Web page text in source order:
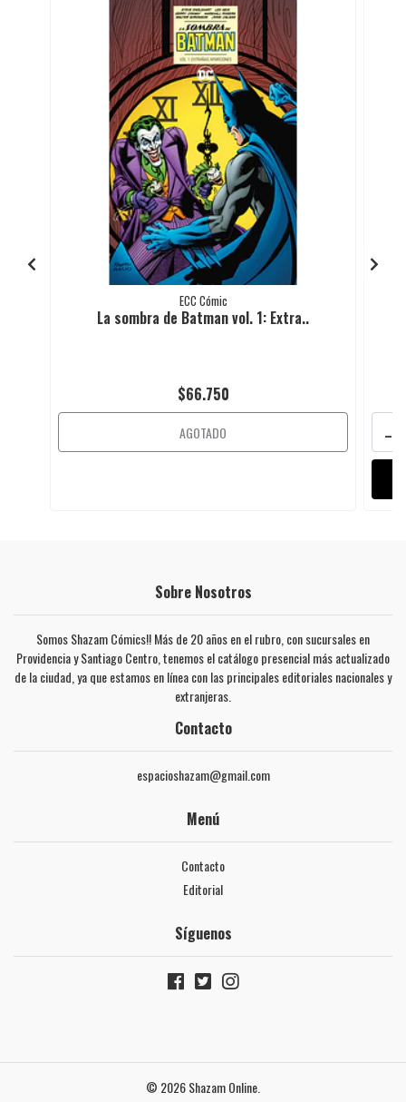
ECC Cómic
La sombra de Batman vol. 1: Extra..
$66.750
AGOTADO -
Sobre Nosotros
Somos Shazam Cómics!! Más de 20 años en el rubro, con sucursales en
Providencia y Santiago Centro, tenemos el catálogo presencial más actualizado
de la ciudad, ya que estamos en línea con las principales editoriales nacionales y
extranjeras.
Contacto
espacioshazam@gmail.com
Menú
Contacto
Editorial
Síguenos
© 2026 Shazam Online.